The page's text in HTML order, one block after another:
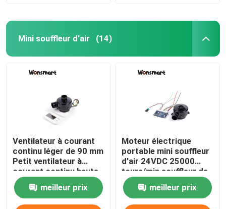
Mini souffleur d'air (14)
Ventilateur à courant
continu léger de 90 mm
Petit ventilateur à
courant continu haute
pression de 7 Kpa
meilleur prix
Moteur électrique
portable mini souffleur
d'air 24VDC 25000
tours/min souffleur de
lit d'air
meilleur prix